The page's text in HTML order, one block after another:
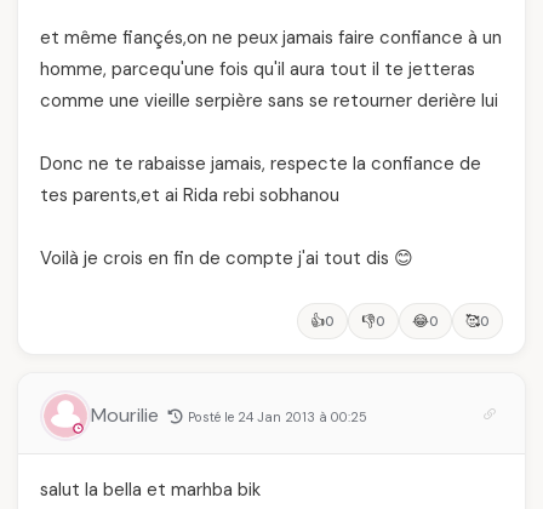
et même fiançés,on ne peux jamais faire confiance à un
homme, parcequ'une fois qu'il aura tout il te jetteras
comme une vieille serpière sans se retourner derière lui
Donc ne te rabaisse jamais, respecte la confiance de
tes parents,et ai Rida rebi sobhanou
Voilà je crois en fin de compte j'ai tout dis 😊
👍0 👎0 😂0 🥰0
Mourilie Posté le 24 Jan 2013 à 00:25
salut la bella et marhba bik